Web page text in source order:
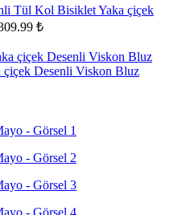
Tül Kol Bisiklet Yaka çiçek
₺
Desenli Viskon Bluz